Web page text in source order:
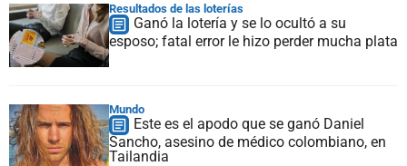
Resultados de las loterías
Ganó la lotería y se lo ocultó a su
esposo; fatal error le hizo perder mucha plata
Mundo
Este es el apodo que se ganó Daniel
Sancho, asesino de médico colombiano, en
Tailandia